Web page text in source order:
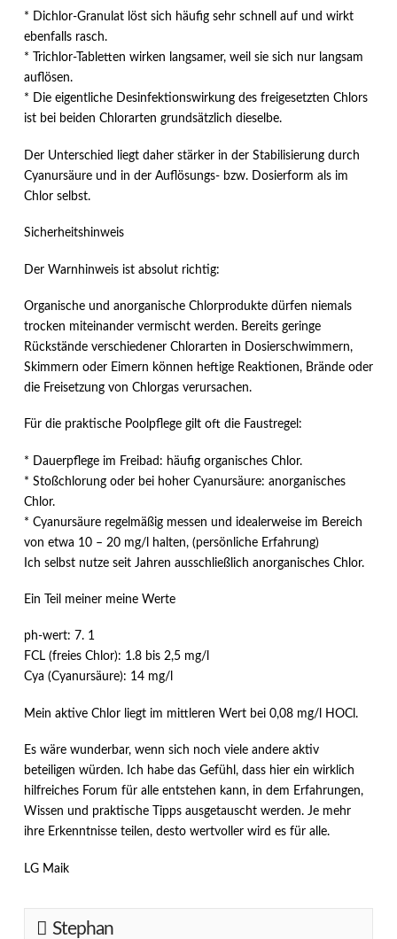
* Dichlor-Granulat löst sich häufig sehr schnell auf und wirkt
ebenfalls rasch.
* Trichlor-Tabletten wirken langsamer, weil sie sich nur langsam
auflösen.
* Die eigentliche Desinfektionswirkung des freigesetzten Chlors
ist bei beiden Chlorarten grundsätzlich dieselbe.
Der Unterschied liegt daher stärker in der Stabilisierung durch
Cyanursäure und in der Auflösungs- bzw. Dosierform als im
Chlor selbst.
Sicherheitshinweis
Der Warnhinweis ist absolut richtig:
Organische und anorganische Chlorprodukte dürfen niemals
trocken miteinander vermischt werden. Bereits geringe
Rückstände verschiedener Chlorarten in Dosierschwimmern,
Skimmern oder Eimern können heftige Reaktionen, Brände oder
die Freisetzung von Chlorgas verursachen.
Für die praktische Poolpflege gilt oft die Faustregel:
* Dauerpflege im Freibad: häufig organisches Chlor.
* Stoßchlorung oder bei hoher Cyanursäure: anorganisches
Chlor.
* Cyanursäure regelmäßig messen und idealerweise im Bereich
von etwa 10 – 20 mg/l halten, (persönliche Erfahrung)
Ich selbst nutze seit Jahren ausschließlich anorganisches Chlor.
Ein Teil meiner meine Werte
ph-wert: 7. 1
FCL (freies Chlor): 1.8 bis 2,5 mg/l
Cya (Cyanursäure): 14 mg/l
Mein aktive Chlor liegt im mittleren Wert bei 0,08 mg/l HOCl.
Es wäre wunderbar, wenn sich noch viele andere aktiv
beteiligen würden. Ich habe das Gefühl, dass hier ein wirklich
hilfreiches Forum für alle entstehen kann, in dem Erfahrungen,
Wissen und praktische Tipps ausgetauscht werden. Je mehr
ihre Erkenntnisse teilen, desto wertvoller wird es für alle.
LG Maik
Stephan